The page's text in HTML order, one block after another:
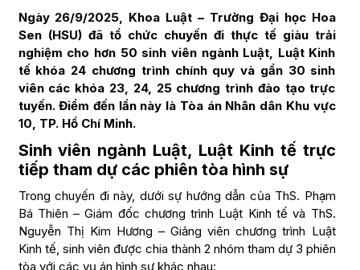
Ngày 26/9/2025, Khoa Luật – Trường Đại học Hoa
Sen (HSU) đã tổ chức chuyến đi thực tế giàu trải
nghiệm cho hơn 50 sinh viên ngành Luật, Luật Kinh
tế khóa 24 chương trình chính quy và gần 30 sinh
viên các khóa 23, 24, 25 chương trình đào tạo trực
tuyến. Điểm đến lần này là Tòa án Nhân dân Khu vực
10, TP. Hồ Chí Minh.
Sinh viên ngành Luật, Luật Kinh tế trực
tiếp tham dự các phiên tòa hình sự
Trong chuyến đi này, dưới sự hướng dẫn của ThS. Phạm
Bá Thiên – Giám đốc chương trình Luật Kinh tế và ThS.
Nguyễn Thị Kim Hương – Giảng viên chương trình Luật
Kinh tế, sinh viên được chia thành 2 nhóm tham dự 3 phiên
tòa với các vụ án hình sự khác nhau: